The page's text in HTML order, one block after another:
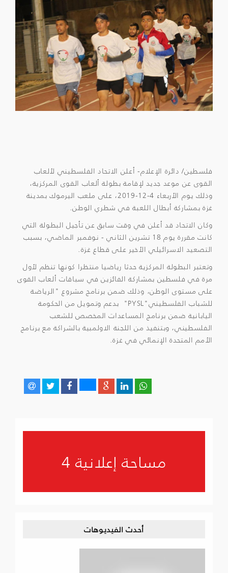
فلسطين/ دائرة الإعلام- أعلن الاتحاد الفلسطيني لألعاب
القوى عن موعد جديد لإقامة بطولة ألعاب القوى المركزية،
وذلك يوم الأربعاء 4-12-2019، على ملعب اليرموك بمدينة
غزة بمشاركة أبطال اللعبة في شطري الوطن.
وكان الاتحاد قد أعلن في وقت سابق عن تأجيل البطولة التي
كانت مقررة يوم 18 تشرين الثاني - نوفمبر الماضي، بسبب
التصعيد الاسرائيلي الأخير على قطاع غزة.
وتعتبر البطولة المركزية حدثا رياضيا منتظرا كونها تنظم لأول
مرة في فلسطين بمشاركة الفائزين في سباقات ألعاب القوى
على مستوى الوطن، وذلك ضمن برنامج مشروع "الرياضة
للشباب الفلسطيني"PYSL" بدعم وتمويل من الحكومة
اليابانية ضمن برنامج المساعدات المخصص للشعب
الفلسطيني، وبتنفيذ من اللجنة الاولمبية بالشراكة مع برنامج
الأمم المتحدة الإنمائي في غزة.
مساحة إعلانية 4
أحدث الفيديوهات